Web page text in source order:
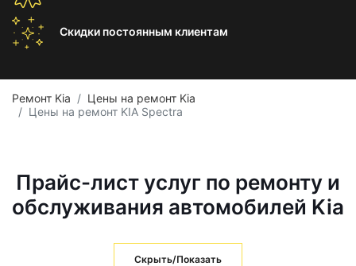
Скидки постоянным клиентам
Ремонт Kia
Цены на ремонт Kia
Цены на ремонт KIA Spectra
Прайс-лист услуг по ремонту и
обслуживания автомобилей Kia
Скрыть/Показать